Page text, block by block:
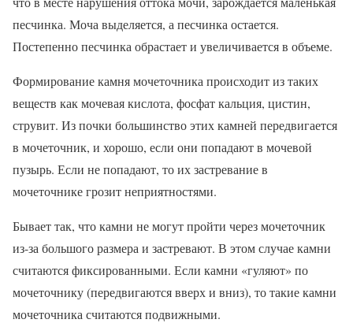
песчинка. Моча выделяется, а песчинка остается.
Постепенно песчинка обрастает и увеличивается в объеме.
Формирование камня мочеточника происходит из таких
веществ как мочевая кислота, фосфат кальция, цистин,
струвит. Из почки большинство этих камней передвигается
в мочеточник, и хорошо, если они попадают в мочевой
пузырь. Если не попадают, то их застревание в
мочеточнике грозит неприятностями.
Бывает так, что камни не могут пройти через мочеточник
из-за большого размера и застревают. В этом случае камни
считаются фиксированными. Если камни «гуляют» по
мочеточнику (передвигаются вверх и вниз), то такие камни
мочеточника считаются подвижными.